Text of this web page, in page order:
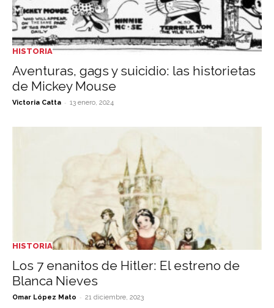
HISTORIA
Aventuras, gags y suicidio: las historietas
de Mickey Mouse
Victoria Catta - 13 enero, 2024
HISTORIA
Los 7 enanitos de Hitler: El estreno de
Blanca Nieves
Omar López Mato - 21 diciembre, 2023